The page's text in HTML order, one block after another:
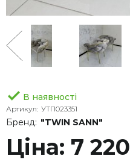
В наявності
Артикул: УТП023351
Бренд: "TWIN SANN"
Ціна: 7 220